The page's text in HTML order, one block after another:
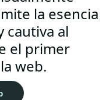
la esencia
cautiva al
el primer
web.